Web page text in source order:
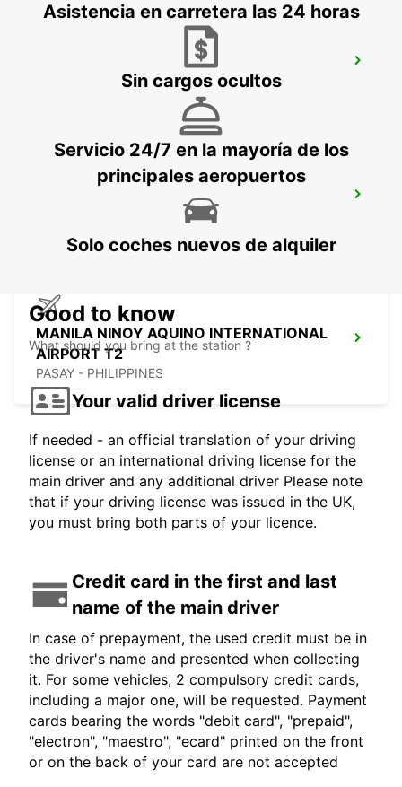
DAVAO INTERNATIONAL AIRPORT
DAVAO - PHILIPPINES
DAVAO SEDA ABREEZA HOTEL
MANILA NINOY AQUINO INTERNATIONAL
AIRPORT T2
PASAY - PHILIPPINES
Asistencia en carretera las 24 horas
Sin cargos ocultos
Servicio 24/7 en la mayoría de los
principales aeropuertos
Solo coches nuevos de alquiler
Good to know
What should you bring at the station ?
Your valid driver license
If needed - an official translation of your driving
license or an international driving license for the
main driver and any additional driver Please note
that if your driving license was issued in the UK,
you must bring both parts of your licence.
Credit card in the first and last
name of the main driver
In case of prepayment, the used credit must be in
the driver's name and presented when collecting
it. For some vehicles, 2 compulsory credit cards,
including a major one, will be requested. Payment
cards bearing the words "debit card", "prepaid",
"electron", "maestro", "ecard" printed on the front
or on the back of your card are not accepted